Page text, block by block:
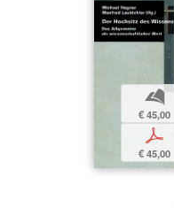
b
€ 45,00
p
€ 45,00